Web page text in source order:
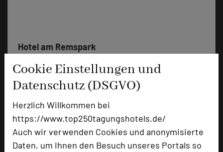
Cookie Einstellungen und
Datenschutz (DSGVO)
Herzlich Willkommen bei
https://www.top250tagungshotels.de/
Auch wir verwenden Cookies und anonymisierte
Daten, um Ihnen den Besuch unseres Portals so
Hotel am Remspark
73525 Schwäbisch Gmünd
+49 7171 7988200
Email
language Homepage